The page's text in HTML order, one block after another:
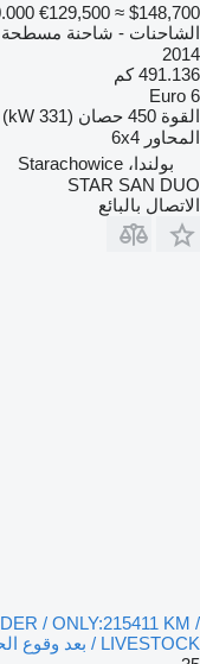
€129,500 ≈ $148,700
الشاحنات - شاحنة مسطحة
2014
491.136 كم
Euro 6
القوة 450 حصان (331 kW)
المحاور 6x4
بولندا، Starachowice
STAR SAN DUO
الاتصال بالبائع
/ ONLY:215411 KM /
LIVESTOCK / بعد وقوع الحادث